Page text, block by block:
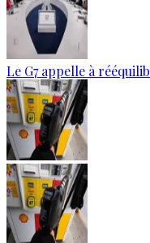
Le G7 appelle à